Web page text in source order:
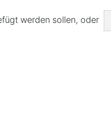
werden sollen, oder